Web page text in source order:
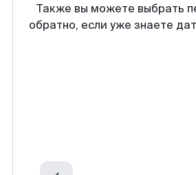
Также вы можете выбрать
обратно, если уже знаете